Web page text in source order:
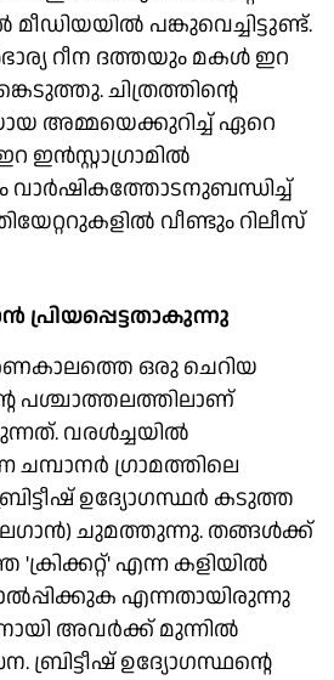
പങ്കുവെച്ചിട്ടുണ്ട്.
റീന ദത്തയും മകള്‍ ഇറ
ചിത്രത്തിന്റെ
അമ്മയെക്കുറിച്ച് ഏറെ
ഇന്‍സ്റ്റാഗ്രാമില്‍
ാം വാര്‍ഷികത്തോടനുബന്ധിച്ച്
വീണ്ടും റിലീസ്
ഒരു ചെറിയ
പശ്ചാത്തലത്തിലാണ്
വരള്‍ച്ചയില്‍
ഗ്രാമത്തിലെ
ഉദ്യോഗസ്ഥര്‍ കടുത്ത
ചുമത്തുന്നു. തങ്ങള്‍ക്ക്
'ക്രിക്കറ്റ്' എന്ന കളിയില്‍
എന്നതായിരുന്നു
അവര്‍ക്ക് മുന്നില്‍
ബ്രിട്ടീഷ് ഉദ്യോഗസ്ഥന്റെ